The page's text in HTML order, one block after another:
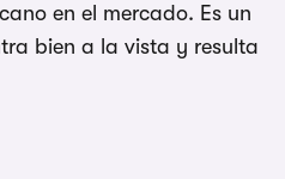
en el mercado. Es un
bien a la vista y resulta